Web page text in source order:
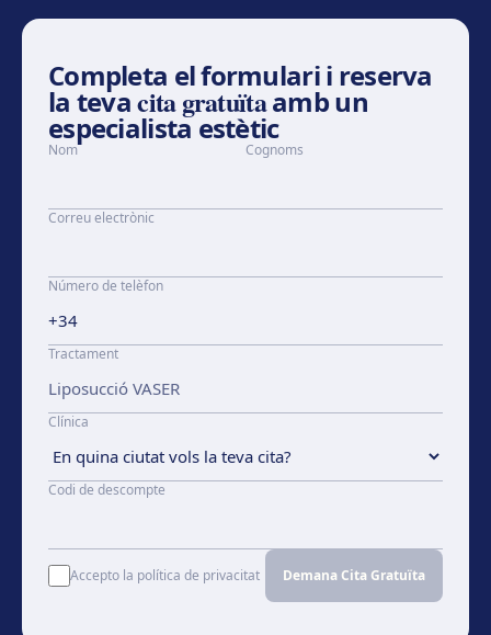
Completa el formulari i reserva
la tevacita gratuïtaamb un
especialista estètic
Nom Cognoms
Correu electrònic
Número de telèfon
Tractament
Clínica
Codi de descompte
Accepto la política de privacitat Demana Cita Gratuïta